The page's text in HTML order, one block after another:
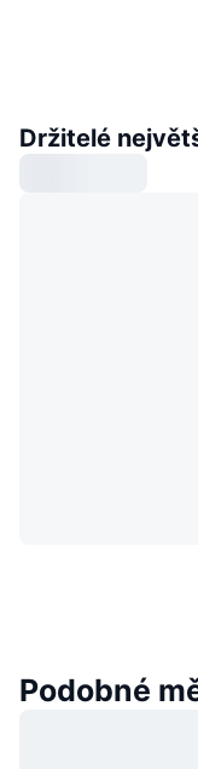
Držitelé
Podobné